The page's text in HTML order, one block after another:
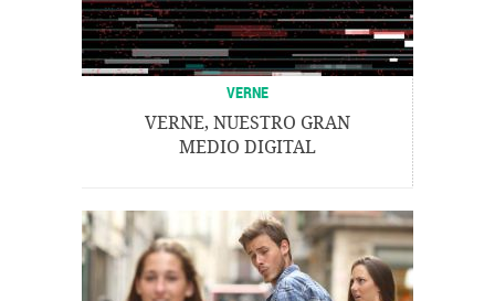
VERNE
VERNE, NUESTRO GRAN
MEDIO DIGITAL